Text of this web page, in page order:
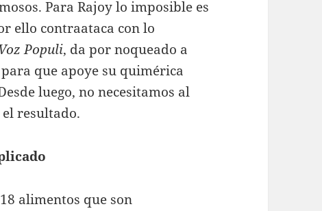
Para Rajoy lo imposible es
ello contraataca con lo
Populi, da por noqueado a
que apoye su quimérica
luego, no necesitamos al
resultado.
alimentos que son